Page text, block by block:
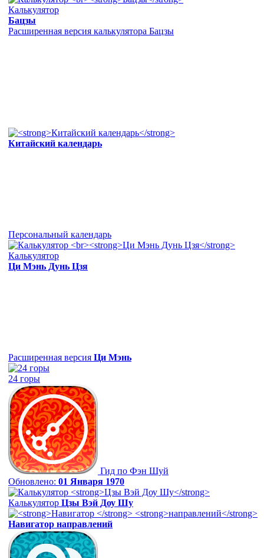
Калькулятор
Бацзы
Расширенная версия калькулятора Бацзы
Китайский календарь
Персональный календарь
Калькулятор
Ци Мэнь Дунь Цзя
Расширенная версия Ци Мэнь
24 горы
Гид по Фэн Шуй
Обновлено: 01 Января 1970
Калькулятор Цзы Вэй Доу Шу
Навигатор направлений